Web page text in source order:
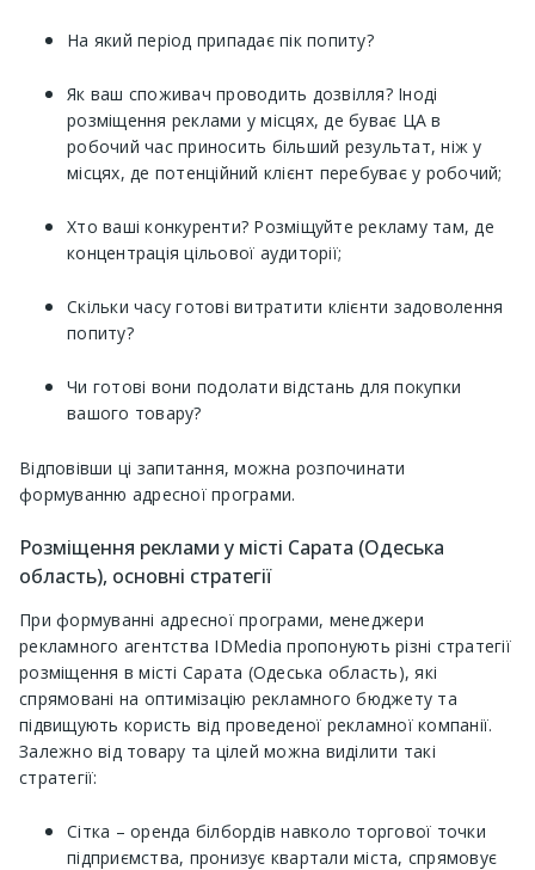
На який період припадає пік попиту?
Як ваш споживач проводить дозвілля? Іноді
розміщення реклами у місцях, де буває ЦА в
робочий час приносить більший результат, ніж у
місцях, де потенційний клієнт перебуває у робочий;
Хто ваші конкуренти? Розміщуйте рекламу там, де
концентрація цільової аудиторії;
Скільки часу готові витратити клієнти задоволення
попиту?
Чи готові вони подолати відстань для покупки
вашого товару?
Відповівши ці запитання, можна розпочинати
формуванню адресної програми.
Розміщення реклами у місті Сарата (Одеська
область), основні стратегії
При формуванні адресної програми, менеджери
рекламного агентства IDMedia пропонують різні стратегії
розміщення в місті Сарата (Одеська область), які
спрямовані на оптимізацію рекламного бюджету та
підвищують користь від проведеної рекламної компанії.
Залежно від товару та цілей можна виділити такі
стратегії:
Сітка – оренда білбордів навколо торгової точки
підприємства, пронизує квартали міста, спрямовує